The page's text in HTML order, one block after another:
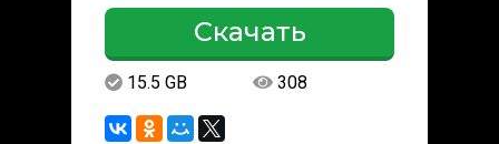
Скачать
15.5 GB 308